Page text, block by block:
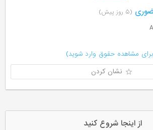
(۵ روز پیش)
مشاهده حقوق وارد شوید)
نشان کردن
از اینجا شروع کنید